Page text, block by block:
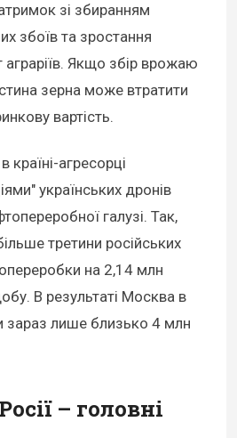
зі збиранням
збоїв та зростання
аграріїв. Якщо збір врожаю
зерна може втратити
вартість.
країні-агресорці
українських дронів
галузі. Так,
третини російських
на 2,14 млн
В результаті Москва в
зараз лише близько 4 млн
– головні